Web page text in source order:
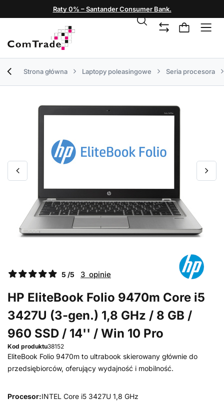
Raty 0% – Santander Consumer Bank.
Strona główna Laptopy poleasingowe Seria procesora
5 /5 3 opinie
HP EliteBook Folio 9470m Core i5
3427U (3-gen.) 1,8 GHz / 8 GB /
960 SSD / 14'' / Win 10 Pro
Kod produktu38152
EliteBook Folio 9470m to ultrabook skierowany głównie do
przedsiębiorców, oferujący wydajność i mobilność.
Procesor:INTEL Core i5 3427U 1,8 GHz